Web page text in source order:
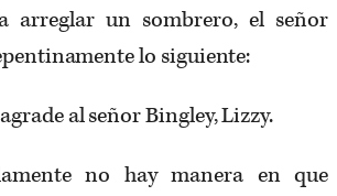
arreglar un sombrero, el señor
lo siguiente:
al señor Bingley, Lizzy.
no hay manera en que